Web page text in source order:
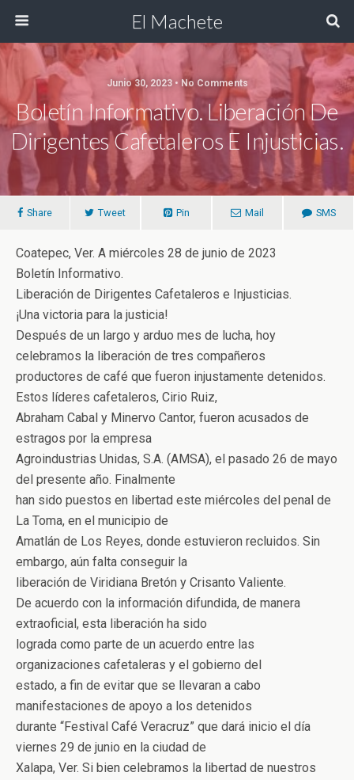
El Machete
Junio 30, 2023 • No Comments
Boletín Informativo. Liberación De
Dirigentes Cafetaleros E Injusticias.
Share Tweet Pin Mail SMS
Coatepec, Ver. A miércoles 28 de junio de 2023
Boletín Informativo.
Liberación de Dirigentes Cafetaleros e Injusticias.
¡Una victoria para la justicia!
Después de un largo y arduo mes de lucha, hoy
celebramos la liberación de tres compañeros
productores de café que fueron injustamente detenidos.
Estos líderes cafetaleros, Cirio Ruiz,
Abraham Cabal y Minervo Cantor, fueron acusados de
estragos por la empresa
Agroindustrias Unidas, S.A. (AMSA), el pasado 26 de mayo
del presente año. Finalmente
han sido puestos en libertad este miércoles del penal de
La Toma, en el municipio de
Amatlán de Los Reyes, donde estuvieron recluidos. Sin
embargo, aún falta conseguir la
liberación de Viridiana Bretón y Crisanto Valiente.
De acuerdo con la información difundida, de manera
extraoficial, esta liberación ha sido
lograda como parte de un acuerdo entre las
organizaciones cafetaleras y el gobierno del
estado, a fin de evitar que se llevaran a cabo
manifestaciones de apoyo a los detenidos
durante “Festival Café Veracruz” que dará inicio el día
viernes 29 de junio en la ciudad de
Xalapa, Ver. Si bien celebramos la libertad de nuestros